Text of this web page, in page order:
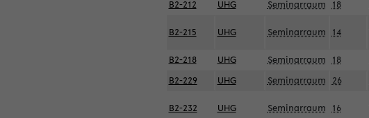
B2-212 UHG Seminarraum 18
B2-215 UHG Seminarraum 14
B2-218 UHG Seminarraum 18
B2-229
UHG Seminarraum 26
B2-232 UHG Seminarraum 16